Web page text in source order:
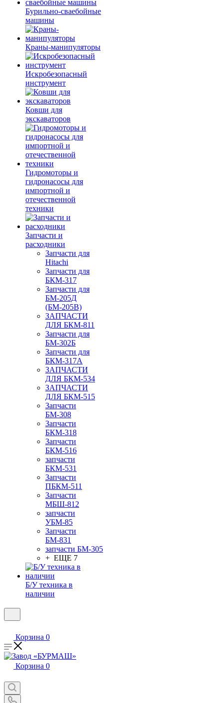
Бурильно-сваебойные
машины
Краны-манипуляторы
Искробезопасный
инструмент
Ковши для
экскаваторов
Гидромоторы и
гидронасосы для
импортной и
отечественной
техники
Запчасти и
расходники
Запчасти для
Hitachi
Запчасти для
БКМ-317
Запчасти для
БМ-205Д
(БМ-205В)
ЗАПЧАСТИ
ДЛЯ БКМ-811
Запчасти для
БМ-302Б
Запчасти для
БКМ-317А
ЗАПЧАСТИ
ДЛЯ БКМ-534
ЗАПЧАСТИ
ДЛЯ БКМ-515
Запчасти
БМ-308
Запчасти
БКМ-318
Запчасти
БКМ-516
запчасти
БКМ-531
Запчасти
ПБКМ-511
Запчасти
МБШ-812
запчасти
УБМ-85
Запчасти
БМ-831
запчасти БМ-305
+ ЕЩЕ 7
Б/У техника в
наличии
Корзина 0
Корзина 0